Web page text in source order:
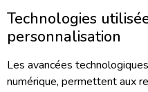
Technologies
personnalisation
Les avancées
numérique, permettent aux